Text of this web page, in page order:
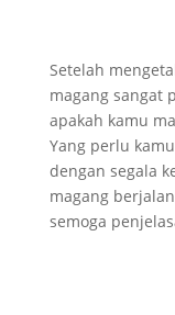
Setelah
magang sangat
apakah kamu
Yang perlu
dengan segala
magang
semoga